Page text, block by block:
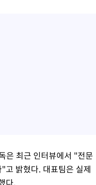
은 최근 인터뷰에서 "전문
고 밝혔다. 대표팀은 실제
다.